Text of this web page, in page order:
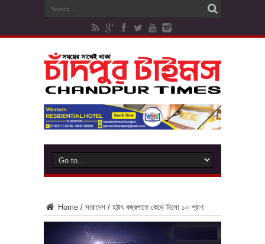
Home / সারাদেশ / হঠাৎ বজ্রপাতে কেড়ে নিলো ১০ প্রাণ